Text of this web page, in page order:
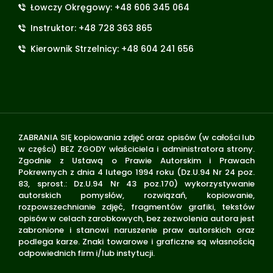
Łowczy Okręgowy: +48 606 345 064
Instruktor: +48 728 363 865
Kierownik Strzelnicy: +48 604 241 656
ZABRANIA SIĘ kopiowania zdjęć oraz opisów (w całości lub
w części) BEZ ZGODY właściciela i administratora strony.
Zgodnie z Ustawą o Prawie Autorskim i Prawach
Pokrewnych z dnia 4 lutego 1994 roku (Dz.U.94 Nr 24 poz.
83, sprost.: Dz.U.94 Nr 43 poz.170) wykorzystywanie
autorskich pomysłów, rozwiązań, kopiowanie,
rozpowszechnianie zdjęć, fragmentów grafiki, tekstów
opisów w celach zarobkowych, bez zezwolenia autora jest
zabronione i stanowi naruszenie praw autorskich oraz
podlega karze. Znaki towarowe i graficzne są własnością
odpowiednich firm i/lub instytucji.